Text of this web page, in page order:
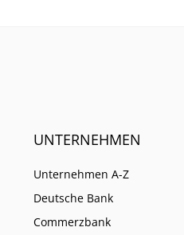
UNTERNEHMEN
Unternehmen A-Z
Deutsche Bank
Commerzbank